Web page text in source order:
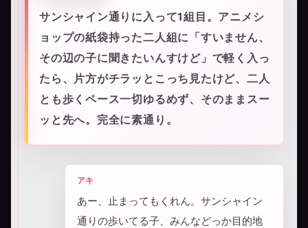
サンシャイン通りに入って1組目。アニメシ
ョップの紙袋持った二人組に「すいません、
その辺の子に聞きたいんすけど」で軽く入っ
たら、片方がチラッとこっち見たけど、二人
とも歩くペース一切ゆるめず、そのままスー
ッと先へ。完全に素通り。
アキ
あー、止まってもくれん。サンシャイン
通りの歩いてる子、みんなどっか目的地